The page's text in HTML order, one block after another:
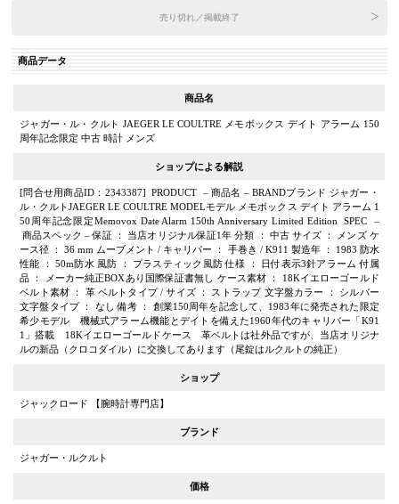
売り切れ／掲載終了
商品データ
商品名
ジャガー・ル・クルト JAEGER LE COULTRE メモボックス デイト アラーム 150
周年記念限定 中古 時計 メンズ
ショップによる解説
[問合せ用商品ID：2343387] PRODUCT – 商品名 – BRANDブランド ジャガー・
ル・クルトJAEGER LE COULTRE MODELモデル メモボックス デイト アラーム 1
50周年記念限定Memovox Date Alarm 150th Anniversary Limited Edition SPEC –
商品スペック – 保証 ： 当店オリジナル保証1年 分類 ： 中古 サイズ ： メンズ ケ
ース径 ： 36 mm ムーブメント / キャリバー ： 手巻き / K911 製造年 ： 1983 防水
性能 ： 50m防水 風防 ： プラスティック風防 仕様 ： 日付表示3針アラーム 付属
品 ： メーカー純正BOXあり国際保証書無し ケース素材 ： 18Kイエローゴールド
ベルト素材 ： 革 ベルトタイプ / サイズ ： ストラップ 文字盤カラー ： シルバー
文字盤タイプ ： なし 備考 ： 創業150周年を記念して、1983年に発売された限定
希少モデル 機械式アラーム機能とデイトを備えた1960年代のキャリバー「K91
1」搭載 18Kイエローゴールドケース 革ベルトは社外品ですが、当店オリジナ
ルの新品（クロコダイル）に交換してあります（尾錠はルクルトの純正）
ショップ
ジャックロード 【腕時計専門店】
ブランド
ジャガー・ルクルト
価格